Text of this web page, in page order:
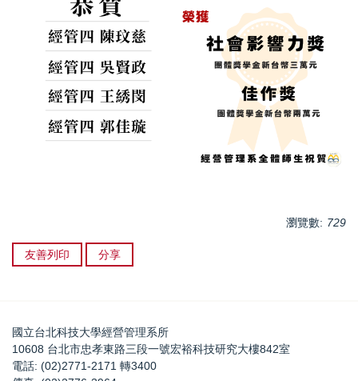
瀏覽數: 729
友善列印 分享
國立台北科技大學經營管理系所
10608 台北市忠孝東路三段一號宏裕科技研究大樓842室
電話: (02)2771-2171 轉3400